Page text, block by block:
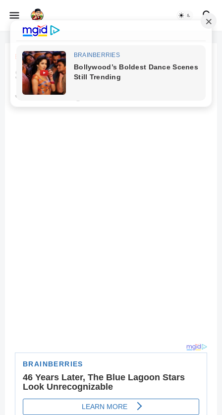
Beranda curhat
Sedikit tentang beda kosa kata
Jawa Tengah dan Jawa Timur